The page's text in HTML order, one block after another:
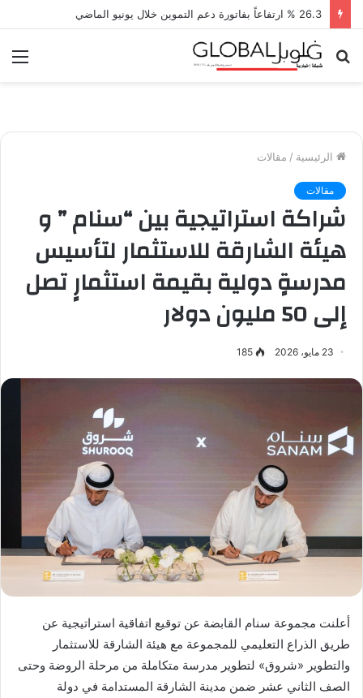
26.3 % ارتفاعاً بفاتورة دعم التموين خلال يونيو الماضي
بحث
الرئيسية / مقالات
مقالات
شراكة استراتيجية بين “سنام ” و
هيئة الشارقة للاستثمار لتأسيس
مدرسةٍ دولية بقيمة استثمارٍ تصل
إلى 50 مليون دولار
23 مايو، 2026 185
أعلنت مجموعة سنام القابضة عن توقيع اتفاقية استراتيجية عن
طريق الذراع التعليمي للمجموعة مع هيئة الشارقة للاستثمار
والتطوير «شروق» لتطوير مدرسة متكاملة من مرحلة الروضة وحتى
الصف الثاني عشر ضمن مدينة الشارقة المستدامة في دولة